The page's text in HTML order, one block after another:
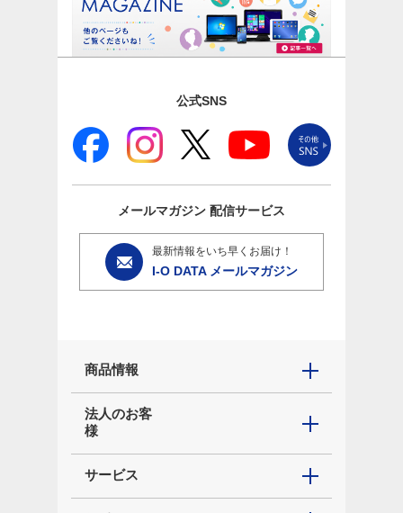
公式SNS
メールマガジン 配信サービス
最新情報をいち早くお届け！
I-O DATA メールマガジン
商品情報
法人のお客
様
サービス